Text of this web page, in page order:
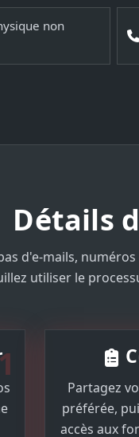
non
Détails
d'e-mails,
utiliser le
Partagez
préférée,
accès aux